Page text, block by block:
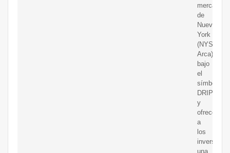
mercado
de
Nueva
York
(NYSE
Arca)
bajo
el
símbolo
DRIP
y
ofrece
a
los
inversores
una